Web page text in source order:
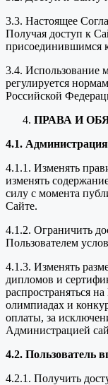
3.3. Настоящее
Получая доступ к
присоединившимся
3.4. Использование
регулируется
Российской
ПРАВА И
4.1.
4.1.1. Изменять
изменять
силу с момента
Сайте.
4.1.2. Ограничить
Пользователем
4.1.3. Изменять
дипломов и
распространяться
олимпиадах и
оплаты, за
Администрацией
4.2. Пользователь
4.2.1. Получить